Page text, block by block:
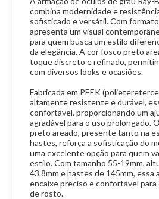
combina modernidade e
sofisticado e versátil. Com
apresenta um visual
para quem busca um estilo
da elegância. A cor fosco preto
toque discreto e refinado,
com diversos looks e ocasiões.
Fabricada em PEEK
altamente resistente e durável,
confortável, proporcionando um
agradável para o uso prolongado.
preto areado, presente tanto na
hastes, reforça a sofisticação do
uma excelente opção para quem
estilo. Com tamanho 55-19mm,
43.8mm e hastes de 145mm, essa
encaixe preciso e confortável
de rosto.